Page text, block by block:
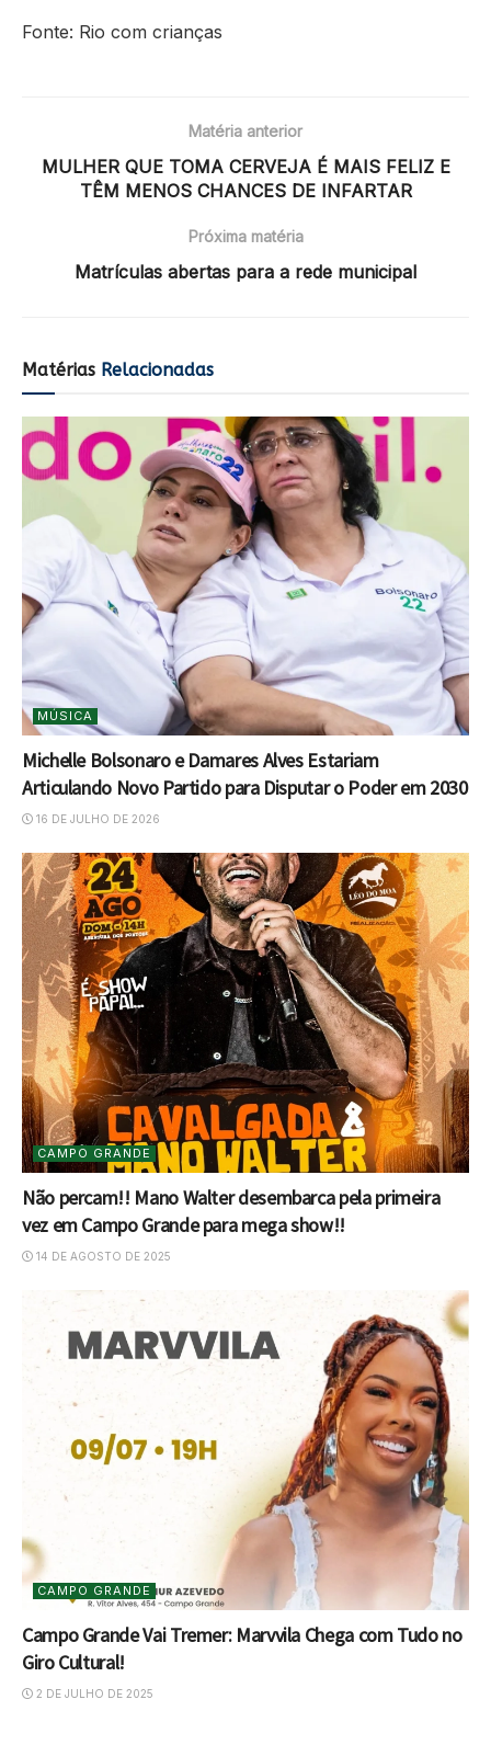
Fonte: Rio com crianças
Matéria anterior
MULHER QUE TOMA CERVEJA É MAIS FELIZ E
TÊM MENOS CHANCES DE INFARTAR
Próxima matéria
Matrículas abertas para a rede municipal
Matérias Relacionadas
MÚSICA
Michelle Bolsonaro e Damares Alves Estariam
Articulando Novo Partido para Disputar o Poder em 2030
16 DE JULHO DE 2026
CAMPO GRANDE
Não percam!! Mano Walter desembarca pela primeira
vez em Campo Grande para mega show!!
14 DE AGOSTO DE 2025
CAMPO GRANDE
Campo Grande Vai Tremer: Marvvila Chega com Tudo no
Giro Cultural!
2 DE JULHO DE 2025